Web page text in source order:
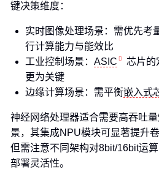
键决策维度：
实时图像处理场景：需优先考
行计算能力与能效比
工业控制场景： ASIC
芯片的
更为关键
边缘计算场景：需平衡嵌入式
神经网络处理器适合需要高吞吐
景，其集成NPU模块可显著提升
但需注意不同架构对8bit/16bit运
部署灵活性。